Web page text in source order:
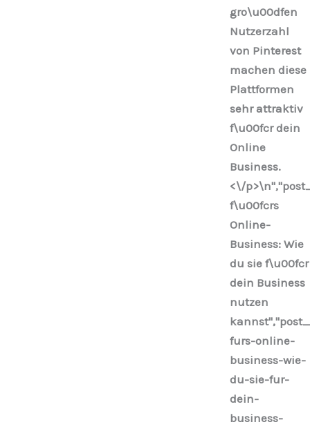
gro\u00dfen
Nutzerzahl
von Pinterest
machen diese
Plattformen
sehr attraktiv
f\u00fcr dein
Online
Business.
<\/p>\n
f\u00fcrs
Online-
Business: Wie
du sie f\u00fcr
dein Business
nutzen
furs-online-
business-wie-
du-sie-fur-
dein-
business-